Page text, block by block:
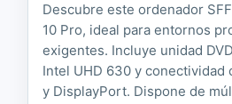
Descubre este ordenador
10 Pro, ideal para entornos
exigentes. Incluye unidad
Intel UHD 630 y conectividad
y DisplayPort. Dispone de